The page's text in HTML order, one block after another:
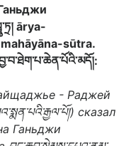
ārya-
sūtra.
- Раджей
сказал
Ганьджи